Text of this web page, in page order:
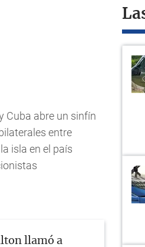
Cuba abre un sinfín
entre
isla en el país
llamó a